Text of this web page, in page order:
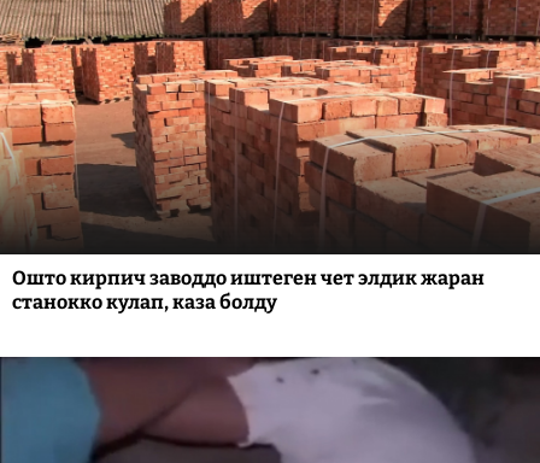
Ошто кирпич заводдо иштеген чет элдик жаран
станокко кулап, каза болду